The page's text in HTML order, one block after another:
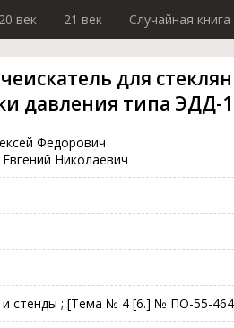
20 век 21 век Случайная книга
для
давления типа ЭДД-
Федорович
Николаевич
стенды ; [Тема № 4 [6.] № ПО-55-464